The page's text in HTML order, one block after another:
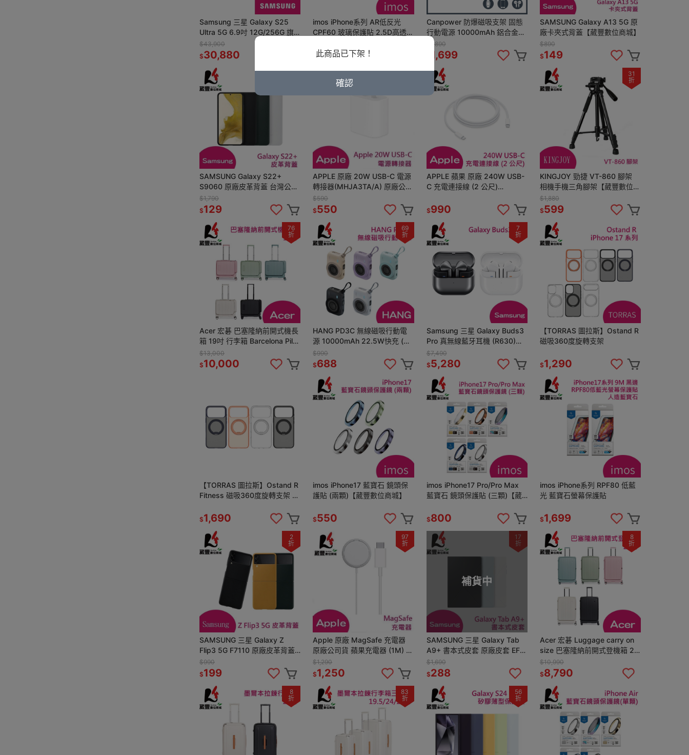
此商品已下架！
確認
Samsung 三星 Galaxy S25
Ultra 5G 6.9吋 12G/256G 旗
艦智慧手機
$43,900
$30,880
imos iPhone系列 AR低反光
CPF60 玻璃保護貼 2.5D高透黑
$1,490
Canpower 防爆磁吸支架 固態
行動電源 10000mAh 鋁合金磁
吸無線充電 CP01 (WH+CCC雙
標示)
$1,890
1,699
SAMSUNG Galaxy A13 5G 原
廠卡夾式背蓋【葳豐數位商城】
$890
$149
7
SAMSUNG Galaxy S22+
S9060 原廠皮革背蓋 台灣公司
貨 全新盒裝
$1,790
$129
93
APPLE 原廠 20W USB-C 電源
轉接器(MHJA3TA/A) 原廠公司
貨【葳豐數位商城】
$590
$550
APPLE 蘋果 原廠 240W USB-
C 充電連接線 (2 公尺)
$990
31
折
KINGJOY 勁捷 VT-860 腳架
相機手機三角腳架【葳豐數位商
城】
$1,880
$599
76
折
Acer 宏碁 巴塞隆納前開式機長
箱 19吋 行李箱 Barcelona Pilot
Case
$13,000
$10,000
69
折
HANG PD3C 無線磁吸行動電
源 10000mAh 22.5W快充 (自
帶Typec線/Lightning線)
$990
$688
7
折
Samsung 三星 Galaxy Buds3
Pro 真無線藍牙耳機 (R630)
【葳豐數位商城】
$7,490
$5,280
【TORRAS 圖拉斯】Ostand R
磁吸360度旋轉支架
$1,290
【TORRAS 圖拉斯】Ostand R
Fitness 磁吸360度旋轉支架 防
$1,690
imos iPhone17 藍寶石 鏡頭保
護貼 (兩顆)【葳豐數位商城】
$550
imos iPhone17 Pro/Pro Max
藍寶石 鏡頭保護貼 (三顆)【葳
$800
imos iPhone系列 RPF80 低藍
光 藍寶石螢幕保護貼
$1,699
2
折
SAMSUNG 三星 Galaxy Z
Flip3 5G F7110 原廠皮革背蓋
【葳豐數位商城】
$990
$199
97
折
Apple 原廠 MagSafe 充電器
原廠公司貨 蘋果充電器 (1M) 全
新盒裝【葳豐數位商城】
$1,290
$1,250
補貨中
17
折
SAMSUNG 三星 Galaxy Tab
A9+ 書本式皮套 原廠皮套 EF-
BX210 原廠公司貨【葳豐數位
商城】
$1,690
$288
8
折
Acer 宏碁 Luggage carry on
size 巴塞隆納前開式登機箱 28
吋 行李箱
$10,990
$8,790
8
折
83
折
56
折